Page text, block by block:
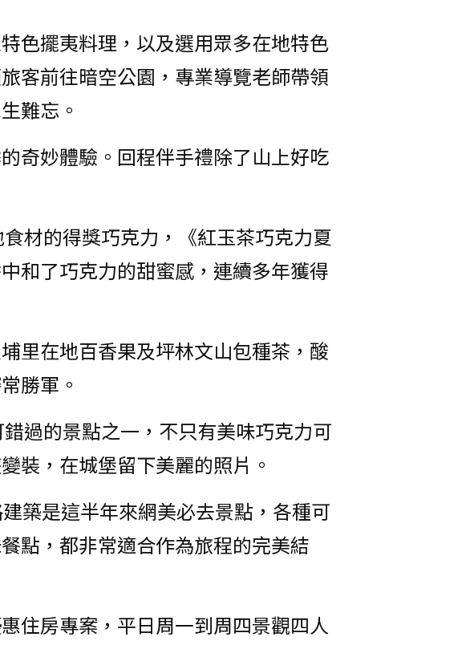
色擺夷料理，以及選用眾多在地特色
客前往暗空公園，專業導覽老師帶領
難忘。
奇妙體驗。回程伴手禮除了山上好吃
材的得獎巧克力，《紅玉茶巧克力夏
和了巧克力的甜蜜感，連續多年獲得
里在地百香果及坪林文山包種茶，酸
勝軍。
過的景點之一，不只有美味巧克力可
裝，在城堡留下美麗的照片。
築是這半年來網美必去景點，各種可
點，都非常適合作為旅程的完美結
住房專案，平日周一到周四景觀四人